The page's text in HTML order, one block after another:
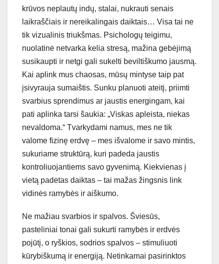
krūvos neplautų indų, stalai, nukrauti senais
laikraščiais ir nereikalingais daiktais… Visa tai ne
tik vizualinis triukšmas. Psichologų teigimu,
nuolatinė netvarka kelia stresą, mažina gebėjimą
susikaupti ir netgi gali sukelti beviltiškumo jausmą.
Kai aplink mus chaosas, mūsų mintyse taip pat
įsivyrauja sumaištis. Sunku planuoti ateitį, priimti
svarbius sprendimus ar jaustis energingam, kai
pati aplinka tarsi šaukia: „Viskas apleista, niekas
nevaldoma.“ Tvarkydami namus, mes ne tik
valome fizinę erdvę – mes išvalome ir savo mintis,
sukuriame struktūrą, kuri padeda jaustis
kontroliuojantiems savo gyvenimą. Kiekvienas į
vietą padėtas daiktas – tai mažas žingsnis link
vidinės ramybės ir aiškumo.
Ne mažiau svarbios ir spalvos. Šviesūs,
pasteliniai tonai gali sukurti ramybės ir erdvės
pojūtį, o ryškios, sodrios spalvos – stimuliuoti
kūrybiškumą ir energiją. Netinkamai pasirinktos